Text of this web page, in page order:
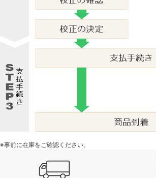
※事前に在庫をご確認ください。